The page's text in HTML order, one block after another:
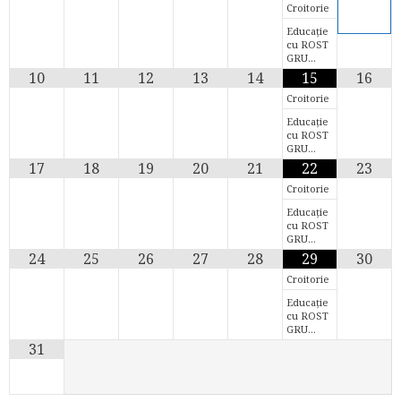
Croitorie
Educație
cu ROST
GRU…
10 11 12 13 14 15
Croitorie
Educație
cu ROST
GRU…
16
17 18 19 20 21 22
Croitorie
Educație
cu ROST
GRU…
23
24 25 26 27 28 29
Croitorie
Educație
cu ROST
GRU…
30
31